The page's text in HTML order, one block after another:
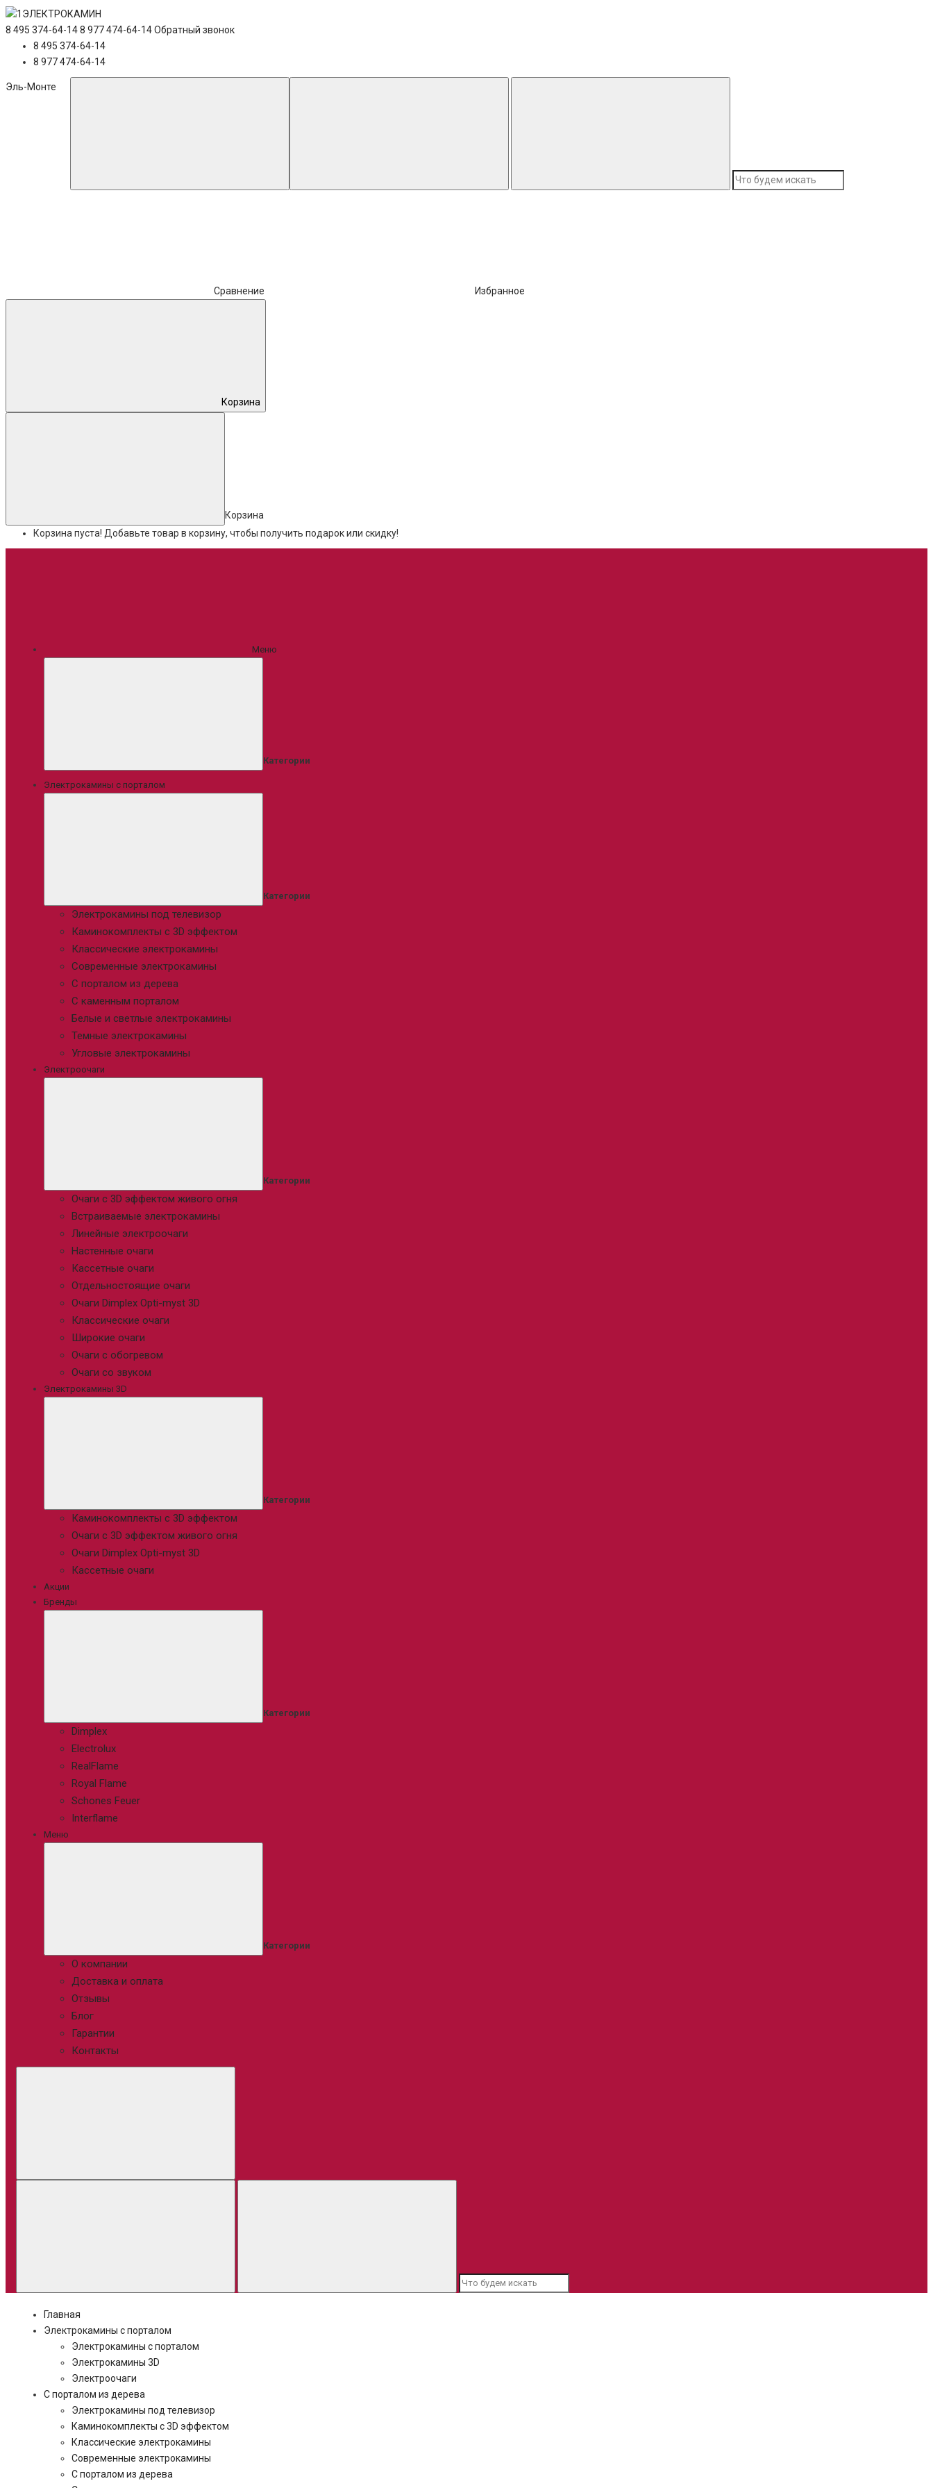
8 495 374-64-148 977 474-64-14Обратный звонок
8 495 374-64-14
8 977 474-64-14
Эль-Монте
Сравнение Избранное
Корзина
Корзина
Корзина пуста! Добавьте товар в корзину, чтобы получить подарок или скидку!
Меню
Категории
Электрокамины с порталом
Категории
Электрокамины под телевизор
Каминокомплекты с 3D эффектом
Классические электрокамины
Современные электрокамины
С порталом из дерева
С каменным порталом
Белые и светлые электрокамины
Темные электрокамины
Угловые электрокамины
Электроочаги
Категории
Очаги с 3D эффектом живого огня
Встраиваемые электрокамины
Линейные электроочаги
Настенные очаги
Кассетные очаги
Отдельностоящие очаги
Очаги Dimplex Opti-myst 3D
Классические очаги
Широкие очаги
Очаги с обогревом
Очаги со звуком
Электрокамины 3D
Категории
Каминокомплекты с 3D эффектом
Очаги с 3D эффектом живого огня
Очаги Dimplex Opti-myst 3D
Кассетные очаги
Акции
Бренды
Категории
Dimplex
Electrolux
RealFlame
Royal Flame
Schones Feuer
Interflame
Меню
Категории
О компании
Доставка и оплата
Отзывы
Блог
Гарантии
Контакты
Главная
Электрокамины с порталом
Электрокамины с порталом
Электрокамины 3D
Электроочаги
С порталом из дерева
Электрокамины под телевизор
Каминокомплекты с 3D эффектом
Классические электрокамины
Современные электрокамины
С порталом из дерева